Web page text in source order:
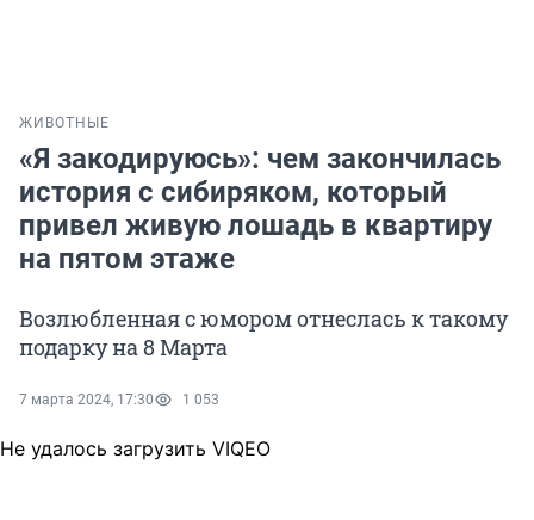
ЖИВОТНЫЕ
«Я закодируюсь»: чем закончилась
история с сибиряком, который
привел живую лошадь в квартиру
на пятом этаже
Возлюбленная с юмором отнеслась к такому
подарку на 8 Марта
7 марта 2024, 17:30 1 053
Не удалось загрузить VIQEO